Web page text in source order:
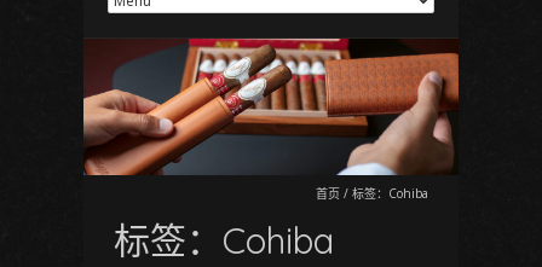
首页 / 标签：Cohiba
标签：Cohiba